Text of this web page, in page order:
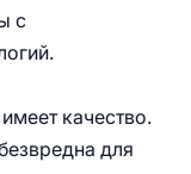
с
качество.
для